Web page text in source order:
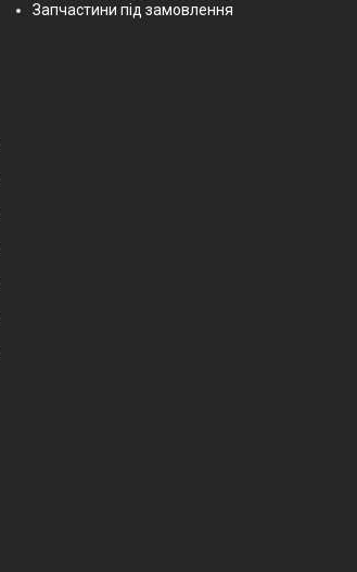
Запчастини під замовлення